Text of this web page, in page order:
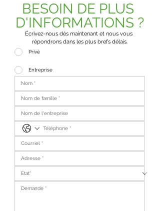
BESOIN DE PLUS
D'INFORMATIONS ?
Écrivez-nous dès maintenant et nous vous
répondrons dans les plus brefs délais.
Privé
Entreprise